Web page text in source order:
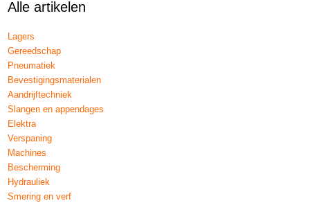
Alle artikelen
Lagers
Gereedschap
Pneumatiek
Bevestigingsmaterialen
Aandrijftechniek
Slangen en appendages
Elektra
Verspaning
Machines
Bescherming
Hydrauliek
Smering en verf